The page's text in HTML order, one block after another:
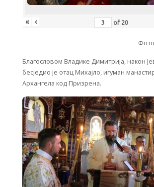
« ‹ of 20
Благословом Владике Димитрија, након
бесједио је отац Михајло, игуман
Архангела код Призрена.